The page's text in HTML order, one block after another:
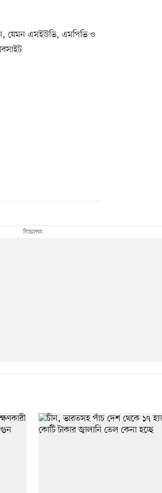
যেমন এসইউভি, এমপিভি ও